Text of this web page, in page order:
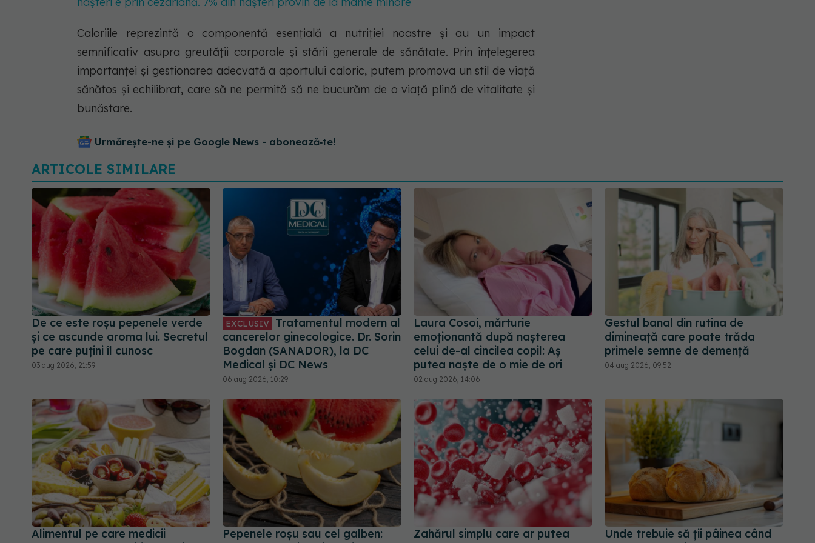
Caloriile reprezintă o componentă esențială a nutriției noastre și au un impact
semnificativ asupra greutății corporale și stării generale de sănătate. Prin înțelegerea
importanței și gestionarea adecvată a aportului caloric, putem promova un stil de viață
sănătos și echilibrat, care să ne permită să ne bucurăm de o viață plină de vitalitate și
bunăstare.
Urmărește-ne și pe Google News - abonează‑te!
ARTICOLE SIMILARE
De ce este roșu pepenele verde
și ce ascunde aroma lui. Secretul
pe care puțini îl cunosc
03 aug 2026, 21:59
EXCLUSIV
Tratamentul modern al
cancerelor ginecologice. Dr. Sorin
Bogdan (SANADOR), la DC
Medical și DC News
06 aug 2026, 10:29
Laura Cosoi, mărturie
emoționantă după nașterea
celui de-al cincilea copil: Aș
putea naște de o mie de ori
02 aug 2026, 14:06
Gestul banal din rutina de
dimineață care poate trăda
primele semne de demență
04 aug 2026, 09:52
Alimentul pe care medicii
Pepenele roșu sau cel galben:
Zahărul simplu care ar putea
Unde trebuie să ții pâinea când